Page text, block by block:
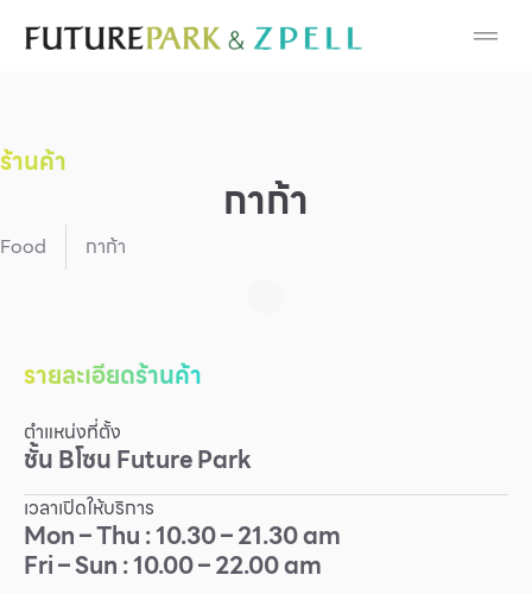
Cosmetic
Fashion
Food
Gold & Jewelry
IT
Mobile
Other
ร้านค้า
กาก้า
Food กาก้า
รายละเอียดร้านค้า
ตำแหน่งที่ตั้ง
ชั้นBโซนFuture Park
เวลาเปิดให้บริการ
Mon – Thu : 10.30 – 21.30 am
Fri – Sun : 10.00 – 22.00 am